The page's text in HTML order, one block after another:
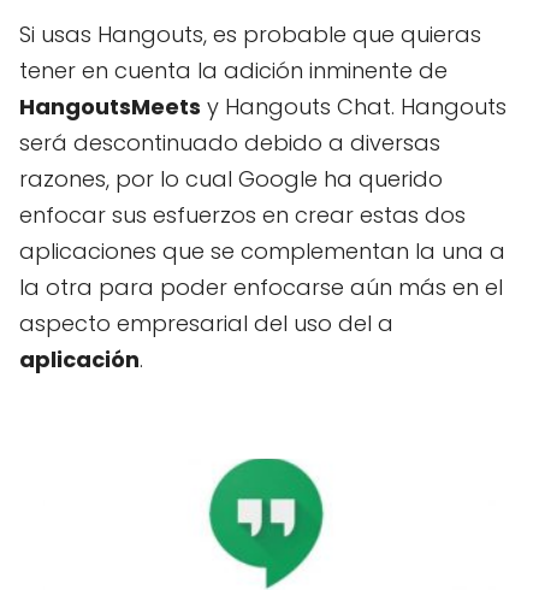
Si usas Hangouts, es probable que quieras
tener en cuenta la adición inminente de
HangoutsMeets y Hangouts Chat. Hangouts
será descontinuado debido a diversas
razones, por lo cual Google ha querido
enfocar sus esfuerzos en crear estas dos
aplicaciones que se complementan la una a
la otra para poder enfocarse aún más en el
aspecto empresarial del uso del a
aplicación.